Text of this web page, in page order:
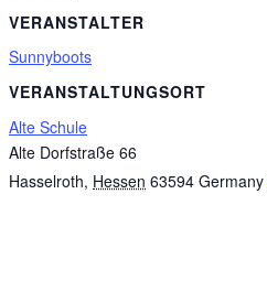
VERANSTALTER
Sunnyboots
VERANSTALTUNGSORT
Alte Schule
Alte Dorfstraße 66
Hasselroth, Hessen 63594 Germany